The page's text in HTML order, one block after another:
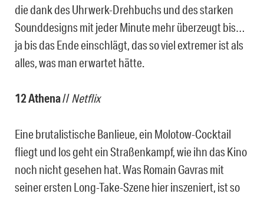
die dank des Uhrwerk-Drehbuchs und des starken
Sounddesigns mit jeder Minute mehr überzeugt bis…
ja bis das Ende einschlägt, das so viel extremer ist als
alles, was man erwartet hätte.
12 Athena//Netflix
Eine brutalistische Banlieue, ein Molotow-Cocktail
fliegt und los geht ein Straßenkampf, wie ihn das Kino
noch nicht gesehen hat. Was Romain Gavras mit
seiner ersten Long-Take-Szene hier inszeniert, ist so